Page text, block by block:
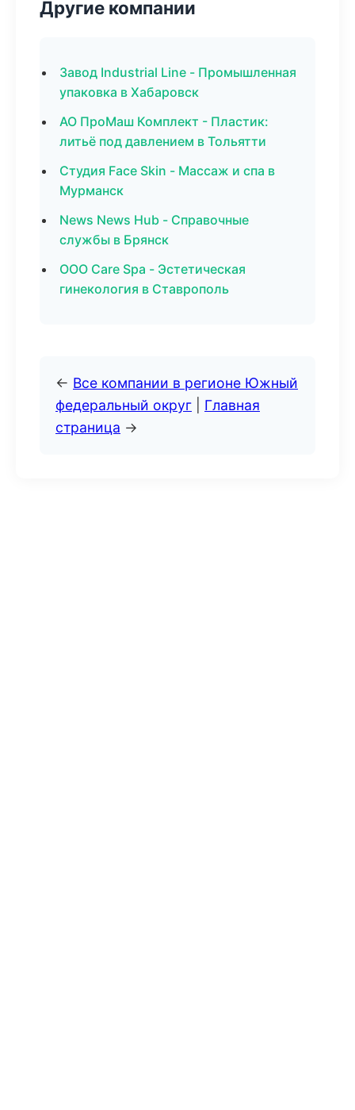
Другие компании
Завод Industrial Line - Промышленная
упаковка в Хабаровск
АО ПроМаш Комплект - Пластик:
литьё под давлением в Тольятти
Студия Face Skin - Массаж и спа в
Мурманск
News News Hub - Справочные
службы в Брянск
ООО Care Spa - Эстетическая
гинекология в Ставрополь
← Все компании в регионе Южный
федеральный округ
Главная
страница →